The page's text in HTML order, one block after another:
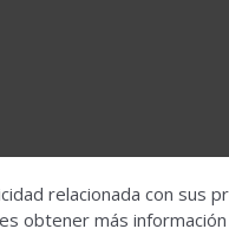
relacionada con sus
obtener más